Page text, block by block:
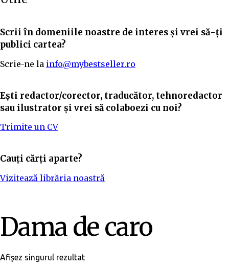
Scrii în domeniile noastre de interes și vrei să-ți
publici cartea?
Scrie-ne la info@mybestseller.ro
Ești redactor/corector, traducător, tehnoredactor
sau ilustrator și vrei să colaboezi cu noi?
Trimite un CV
Cauți cărți aparte?
Vizitează librăria noastră
Dama de caro
Afișez singurul rezultat